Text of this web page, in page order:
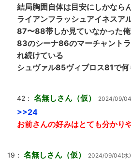
結局胸囲自体は目安にしかなら
ライアンフラッシュアイネスア
87〜88帯しか見ていなかった
83のシーナ86のマーチャント
れ続けている
シュヴァル85ヴィブロス81で
42： 名無しさん（仮） 2024/09/
>>24
お前さんの好みはとても分かり
19： 名無しさん（仮） 2024/09/04(水